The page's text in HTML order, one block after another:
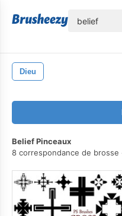
Dieu
Belief Pinceaux
8 correspondance de brosse